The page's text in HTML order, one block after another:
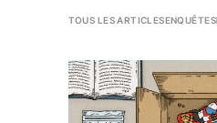
TOUS LES ARTICLESENQUÊTES